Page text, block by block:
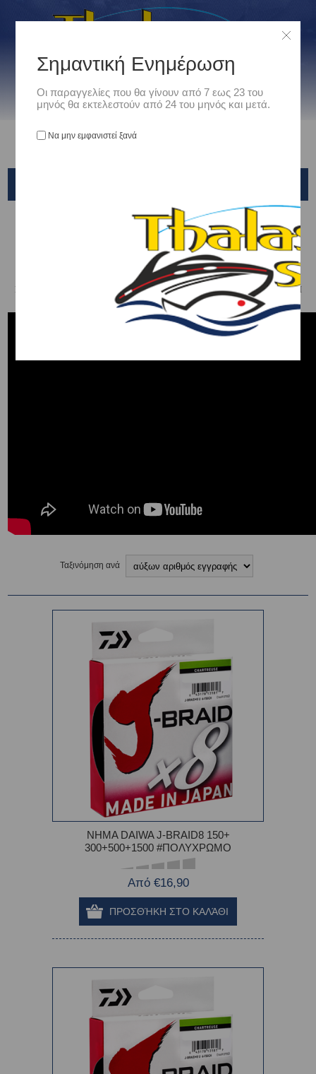
ΠΕΤΟΝΙΕΣ - ΝΗΜΑΤΑ - ΣΥΡΜΑΤΑ /
ΝΗΜΑΤΑ ΜΗΧΑΝΙΣΜΩΝ / DAIWA
ΓΙΑ ΜΕΓΑΛΥΤΕΡΗ ΑΝΤΟΧΗ ΣΤΗΝ ΕΝΩΣΗ ΝΗΜΑΤΟΣ - ΠΕΤΟΝΙΑΣ ΣΑΣ
ΠΡΟΤΕΙΝΟΥΜΕ ΤΟΝ ΠΑΡΑΚΑΤΩ ΚΟΜΠΟ ΣΤΟ ΒΙΝΤΕΟ ΠΟΥ ΑΚΟΛΟΥΘΕΙ
Ταξινόμηση ανά
ΝΗΜΑ DAIWA J-BRAID8 150+
300+500+1500 #ΠΟΛΥΧΡΩΜΟ
Από €16,90
Σημαντική Ενημέρωση
Οι παραγγελίες που θα γίνουν από 7 εως 23 του
μηνός θα εκτελεστούν από 24 του μηνός και μετά.
Να μην εμφανιστεί ξανά